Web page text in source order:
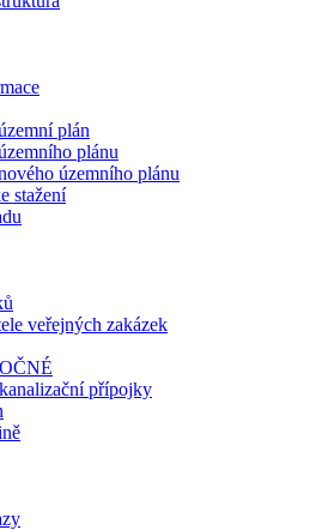
plán
plánu
územního plánu
stažení
veřejných zakázek
přípojky